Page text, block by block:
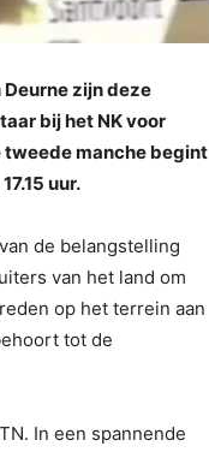
zijn deze
bij het NK voor
tweede manche begint
uur.
de belangstelling
van het land om
op het terrein aan
tot de
In een spannende